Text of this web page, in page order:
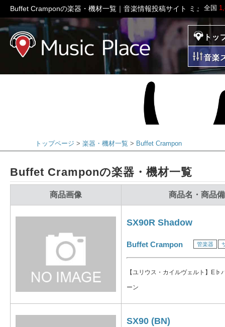
全国
Buffet Cramponの楽器・機材一覧｜音楽情報投稿サイト ミュージ
ミュージックプレイ
トッ
音楽
トップページ 楽器・機材一覧 Buffet Crampon
Buffet Cramponの楽器・機材一覧
商品画像 商品名・商品
SX90R Shadow
Buffet Crampon 管楽器
【ユリウス・カイルヴェルト】E♭
ーン
SX90 (BN)